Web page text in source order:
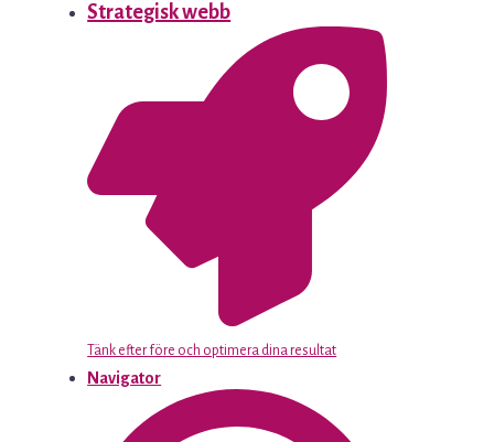
Strategisk webb
Tänk efter före och optimera dina resultat
Navigator